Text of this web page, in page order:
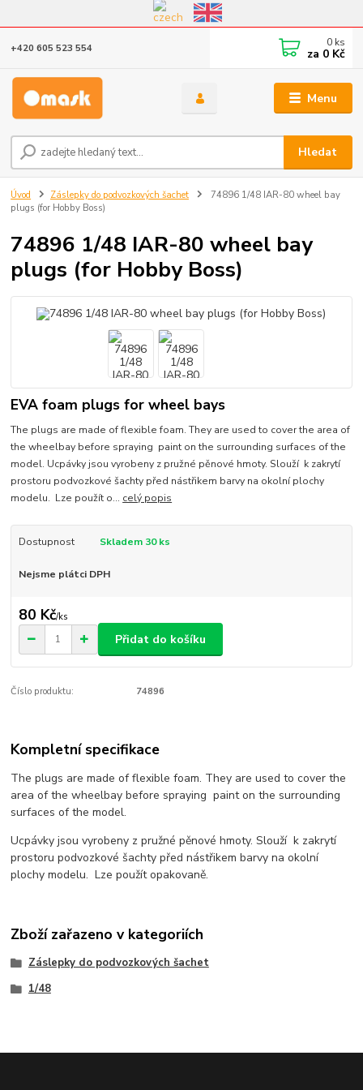
Eshop v provozu do 31.10.2026
Menu
Hledat
+420 605 523 554 0 ks
za 0 Kč
Úvod Záslepky do podvozkových šachet
74896 1/48 IAR-80 wheel bay
plugs (for Hobby Boss)
74896 1/48 IAR-80 wheel bay
plugs (for Hobby Boss)
EVA foam plugs for wheel bays
The plugs are made of flexible foam. They are used to cover the area of
the wheelbay before spraying paint on the surrounding surfaces of the
model. Ucpávky jsou vyrobeny z pružné pěnové hmoty. Slouží k zakrytí
prostoru podvozkové šachty před nástřikem barvy na okolní plochy
modelu. Lze použít o... celý popis
Dostupnost Skladem 30 ks
Nejsme plátci DPH
80 Kč/ks
Přidat do košíku
Číslo produktu: 74896
Kompletní specifikace
The plugs are made of flexible foam. They are used to cover the
area of the wheelbay before spraying paint on the surrounding
surfaces of the model.
Ucpávky jsou vyrobeny z pružné pěnové hmoty. Slouží k zakrytí
prostoru podvozkové šachty před nástřikem barvy na okolní
plochy modelu. Lze použít opakovaně.
Zboží zařazeno v kategoriích
Záslepky do podvozkových šachet
1/48